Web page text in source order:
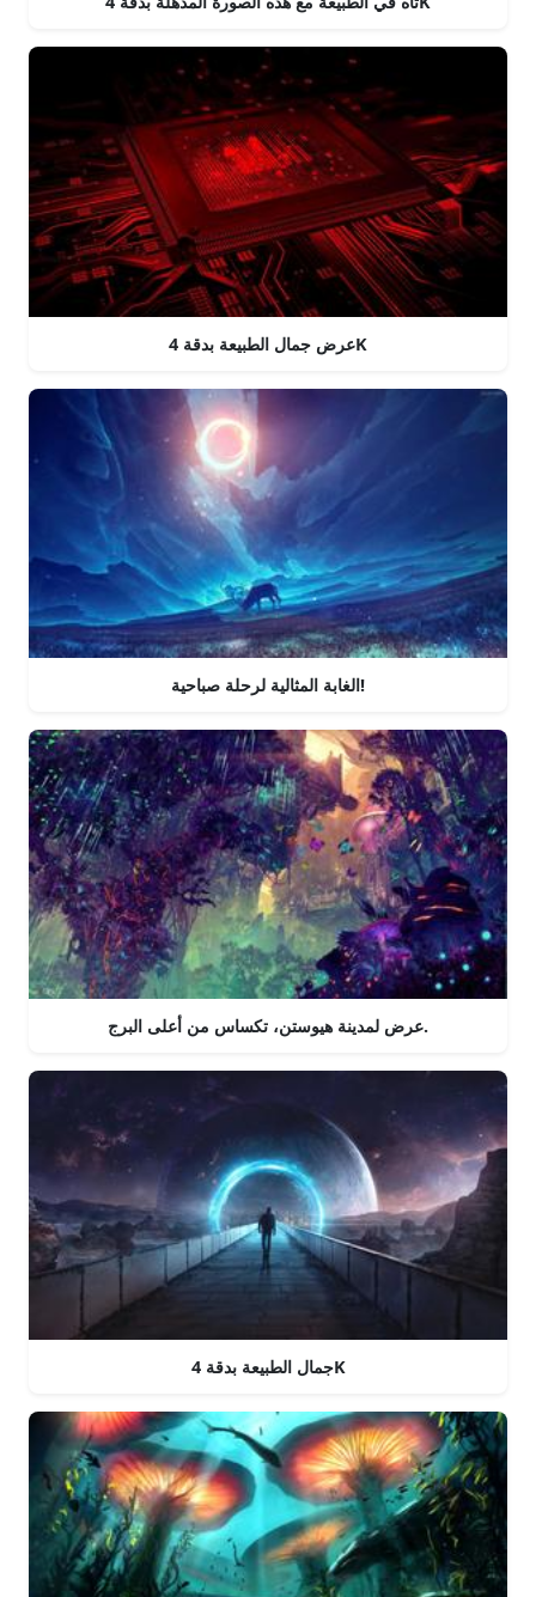
عرض جمال الطبيعة بدقة 4K
الغابة المثالية لرحلة صباحية!
عرض لمدينة هيوستن، تكساس من أعلى البرج.
جمال الطبيعة بدقة 4K